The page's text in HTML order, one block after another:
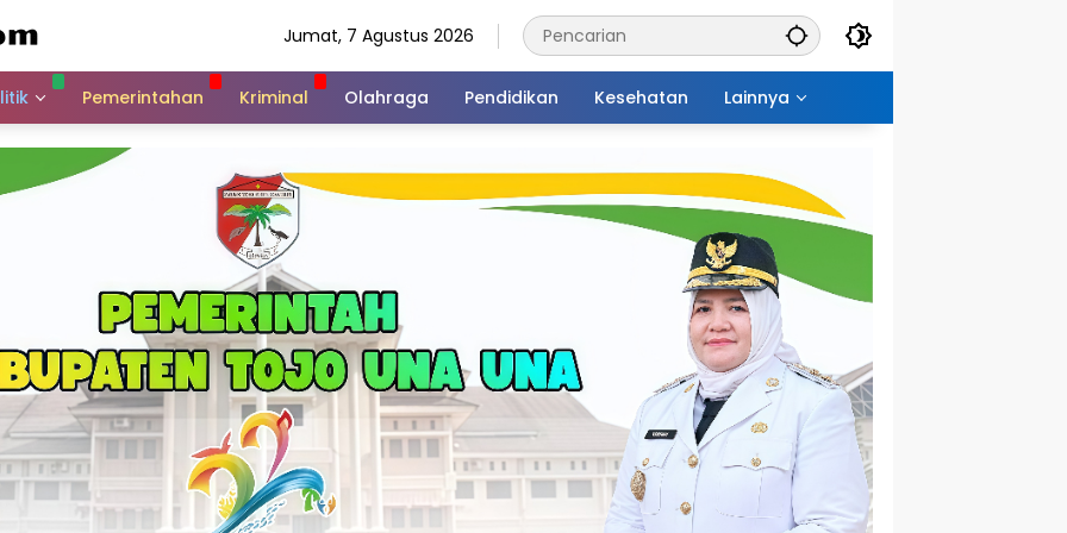
Jumat, 7 Agustus 2026
Pemerintahan Kriminal Olahraga Pendidikan Kesehatan Lainnya